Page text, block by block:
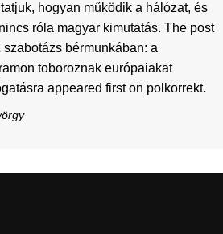
hogyan működik a hálózat, és
róla magyar kimutatás. The post
szabotázs bérmunkában: a
toboroznak európaiakat
appeared first on polkorrekt.